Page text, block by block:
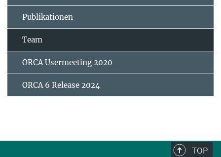
Publikationen
Team
ORCA Usermeeting 2020
ORCA 6 Release 2024
TOP